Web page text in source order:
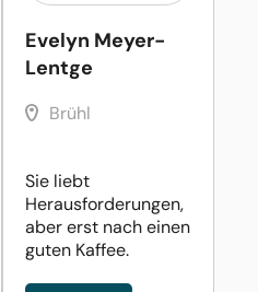
Evelyn Meyer-
Lentge
Brühl
Sie liebt
Herausforderungen,
aber erst nach einen
guten Kaffee.